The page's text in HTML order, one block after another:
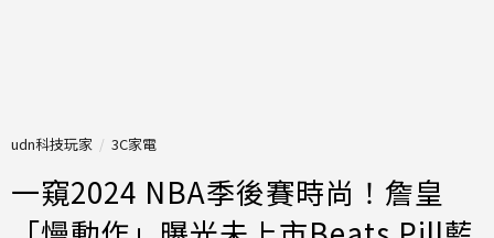
udn科技玩家 3C家電
一窺2024 NBA季後賽時尚！詹皇